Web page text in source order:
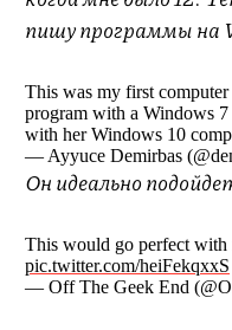
пишу программы на
This was my first
program with a Windows
with her Windows 10
— Ayyuce Demirbas‍
Он идеально
This would go perfect
pic.twitter.com/heiFekqxxS
— Off The Geek End